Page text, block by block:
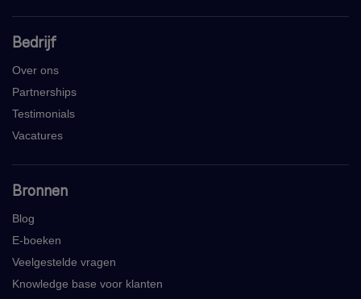
Bedrijf
Over ons
Partnerships
Testimonials
Vacatures
Bronnen
Blog
E-boeken
Veelgestelde vragen
Knowledge base voor klanten